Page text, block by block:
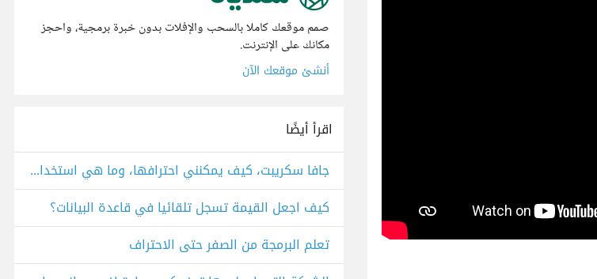
صمم موقعك كاملا بالسحب والإفلات بدون خبرة برمجية، واحجز
مكانك على الإنترنت.
أنشئ موقعك الآن
اقرأ أيضًا
جافا سكريبت، كيف يمكنني احترافها، وما هي استخداماتها؟
كيف اجعل القيمة تسجل تلقائيا في قاعدة البيانات؟
تعلم البرمجة من الصفر حتى الاحتراف